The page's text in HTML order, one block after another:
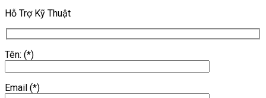
Hỗ Trợ Kỹ Thuật
Tên: (*)
Email (*)